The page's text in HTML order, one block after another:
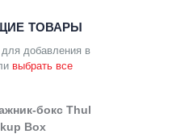
ТОВАРЫ
добавления в
выбрать все
бокс Thule
Box